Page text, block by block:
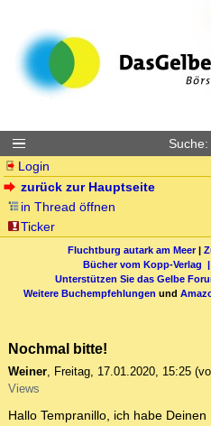
Suche:
Login
zurück zur Hauptseite
in Thread öffnen
Ticker
Fluchtburg autark am Meer|
Bücher vom Kopp-Verlag |
Unterstützen Sie das Gelbe
Weitere Buchempfehlungen und
Nochmal bitte!
Weiner, Freitag, 17.01.2020, 15:25
Views
Hallo Tempranillo, ich habe